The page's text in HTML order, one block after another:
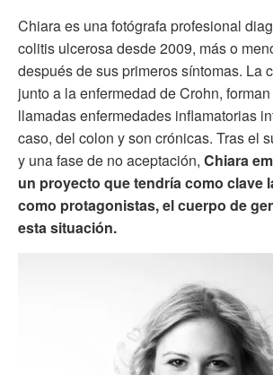
Chiara es una fotógrafa profesional
colitis ulcerosa desde 2009, más o
después de sus primeros síntomas. La
junto a la enfermedad de Crohn,
llamadas enfermedades inflamatorias
caso, del colon y son crónicas. Tras el
y una fase de no aceptación, Chiara
un proyecto que tendría como clave
como protagonistas, el cuerpo de
esta situación.